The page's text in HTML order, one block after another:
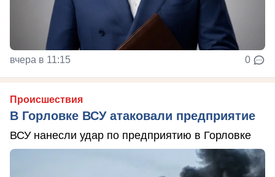
вчера в 11:15 0
Происшествия
В Горловке ВСУ атаковали предприятие
ВСУ нанесли удар по предприятию в Горловке